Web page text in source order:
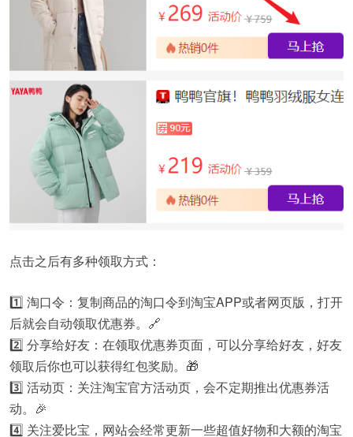
点击之后有多种领取方式：
1️⃣ 淘口令：复制商品的淘口令到淘宝APP或者网页版，打开
后就会自动领取优惠券。🔗
2️⃣ 分享给好友：在领取优惠券页面，可以分享给好友，好友
领取后你也可以获得红包奖励。🎁
3️⃣ 活动页：关注淘宝官方活动页，会不定期推出优惠券活
动。🎉
4️⃣ 关注爱比宝，网站会经常更新一些超值好物和大额的淘宝